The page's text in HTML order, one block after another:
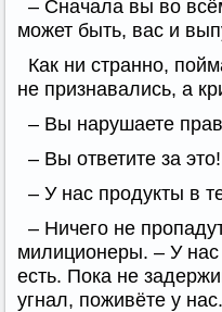
– Сначала вы во
может быть, вас и
Как ни странно,
не признавались, а
– Вы нарушаете
– Вы ответите за это!
– У нас продукты в
– Ничего не
милиционеры. – У
есть. Пока не
угнал, поживёте у нас.